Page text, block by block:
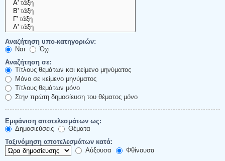
Αναζήτηση υπο-κατηγοριών:
Ναι
Όχι
Αναζήτηση σε:
Τίτλους θεμάτων και κείμενο μηνύματος
Μόνο σε κείμενο μηνύματος
Τίτλους θεμάτων μόνο
Στην πρώτη δημοσίευση του θέματος μόνο
Εμφάνιση αποτελεσμάτων ως:
Δημοσιεύσεις
Θέματα
Ταξινόμηση αποτελεσμάτων κατά:
Αύξουσα
Φθίνουσα